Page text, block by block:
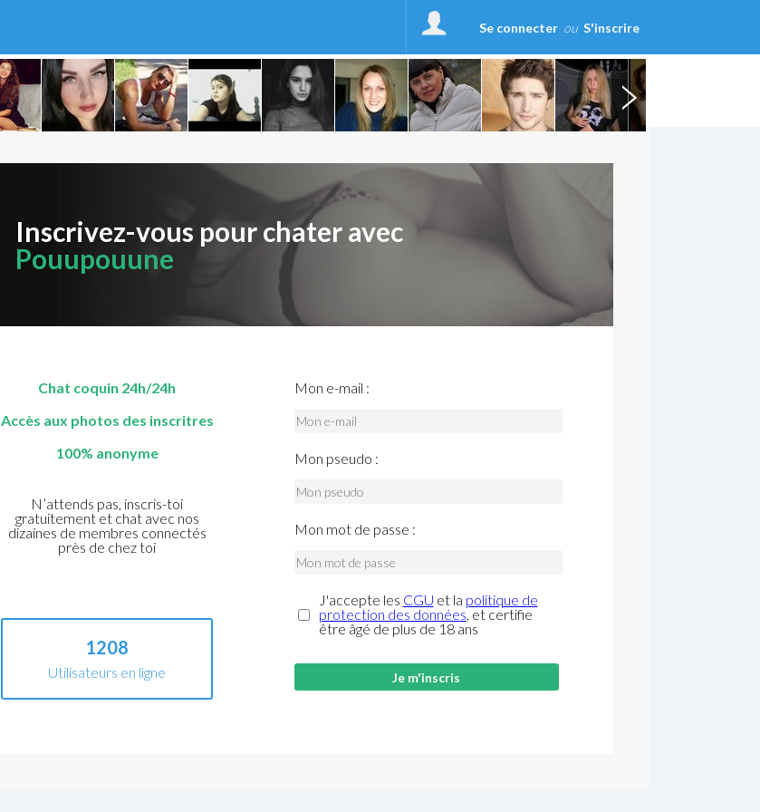
Se connecter ou S'inscrire
Inscrivez-vous pour chater avec
Pouupouune
Chat coquin 24h/24h
Accès aux photos des inscritres
100% anonyme
N’attends pas, inscris-toi
gratuitement et chat avec nos
dizaines de membres connectés
près de chez toi
1208
Utilisateurs en ligne
Mon e-mail :
Mon pseudo :
Mon mot de passe :
J'accepte les CGU et la politique de
protection des données, et certifie
être âgé de plus de 18 ans